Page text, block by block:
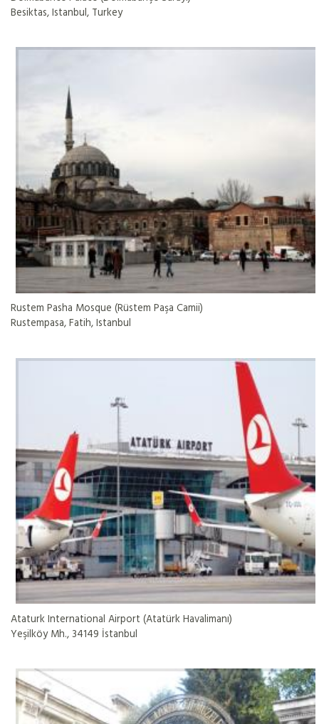
Besiktas, Istanbul, Turkey
Rustem Pasha Mosque (Rüstem Paşa Camii)
Rustempasa, Fatih, Istanbul
Ataturk International Airport (Atatürk Havalimanı)
Yeşilköy Mh., 34149 İstanbul